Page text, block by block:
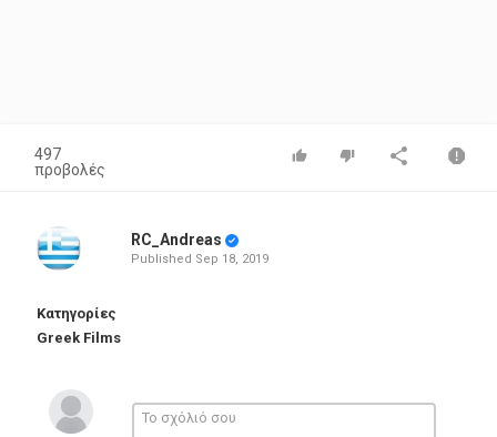
497
προβολές
RC_Andreas
Published Sep 18, 2019
Κατηγορίες
Greek Films